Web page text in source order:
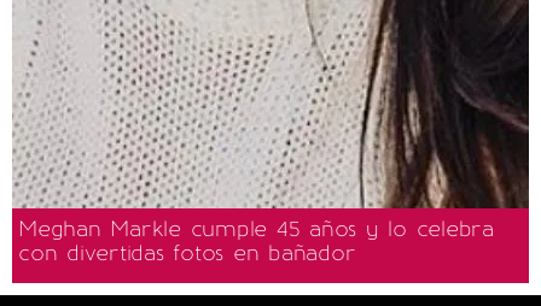
Meghan Markle cumple 45 años y lo celebra
con divertidas fotos en bañador